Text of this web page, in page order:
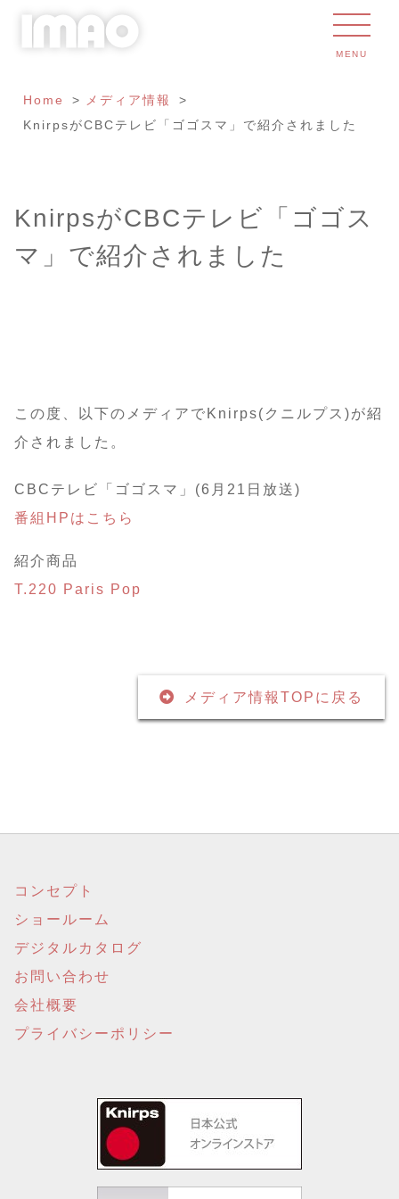
MENU
Home
メディア情報
KnirpsがCBCテレビ「ゴゴスマ」で紹介されました
KnirpsがCBCテレビ「ゴゴス
マ」で紹介されました
この度、以下のメディアでKnirps(クニルプス)が紹
介されました。
CBCテレビ「ゴゴスマ」(6月21日放送)
番組HPはこちら
紹介商品
T.220 Paris Pop
メディア情報TOPに戻る
コンセプト
ショールーム
デジタルカタログ
お問い合わせ
会社概要
プライバシーポリシー